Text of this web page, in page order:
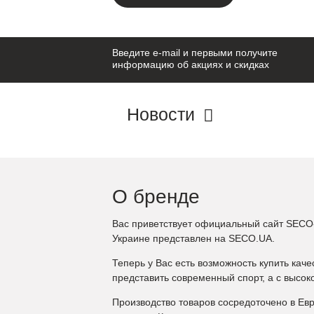
Введите e-mail и первыми получите
информацию об акциях и скидках
Новости
О бренде
Вас приветствует официальный сайт
Украине представлен на SECO.UA.
Теперь у Вас есть возможность купить
представить современный спорт, а с
Производство товаров сосредоточено в